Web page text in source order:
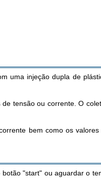
uma injeção dupla de
tensão ou corrente. O
bem como os
"start" ou aguardar o